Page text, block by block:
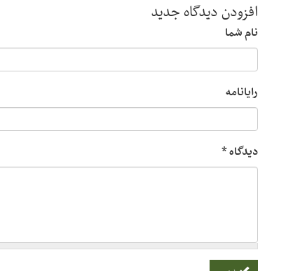
افزودن دیدگاه جدید
نام شما
رایانامه
دیدگاه*